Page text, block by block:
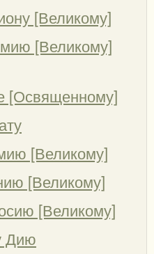
[Великому]
[Великому]
[Освященному]
[Великому]
[Великому]
[Великому]
Дию